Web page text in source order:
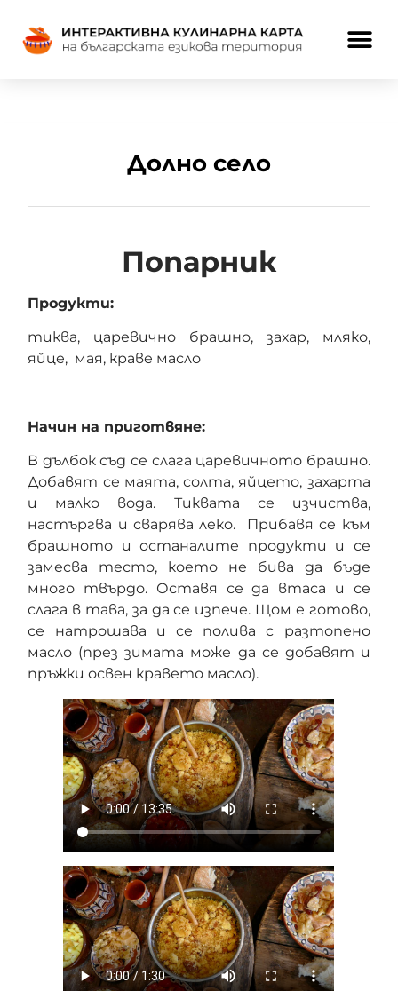
Долно село
Попарник
Продукти:
тиква, царевично брашно, захар, мляко,
яйце, мая, краве масло
Начин на приготвяне:
В дълбок съд се слага царевичното брашно.
Добавят се маята, солта, яйцето, захарта
и малко вода. Тиквата се изчиства,
настъргва и сварява леко. Прибавя се към
брашното и останалите продукти и се
замесва тесто, което не бива да бъде
много твърдо. Оставя се да втаса и се
слага в тава, за да се изпече. Щом е готово,
се натрошава и се полива с разтопено
масло (през зимата може да се добавят и
пръжки освен кравето масло).